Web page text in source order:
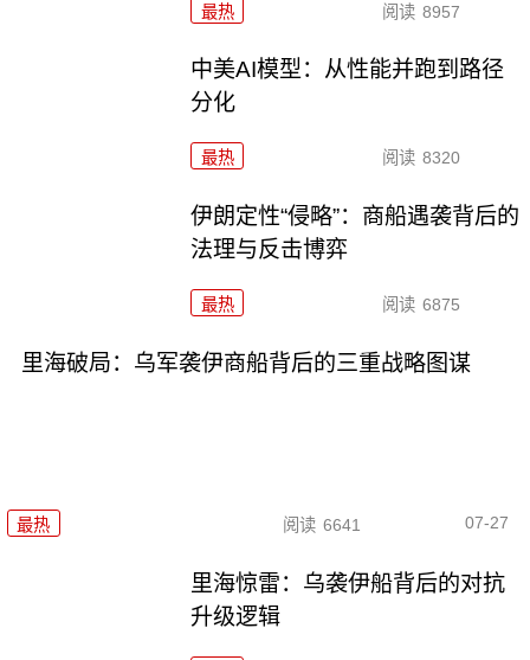
最热 阅读 8957
中美AI模型：从性能并跑到路径
分化
最热 阅读 8320
伊朗定性“侵略”：商船遇袭背后的
法理与反击博弈
最热 阅读 6875
里海破局：乌军袭伊商船背后的三重战略图谋
最热 阅读 6641 07-27
里海惊雷：乌袭伊船背后的对抗
升级逻辑